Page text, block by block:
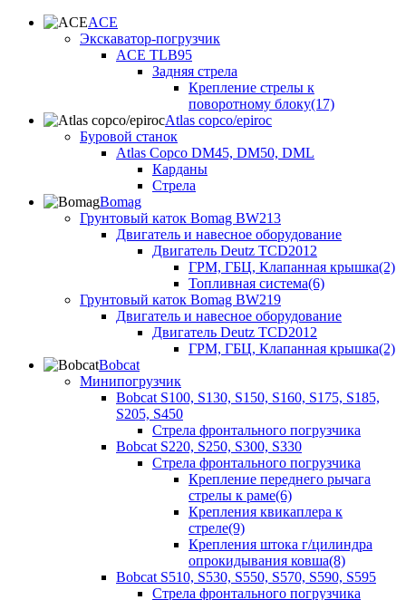
ACE
Экскаватор-погрузчик
ACE TLB95
Задняя стрела
Крепление стрелы к
поворотному блоку(17)
Atlas copco/epiroc
Буровой станок
Atlas Copco DM45, DM50, DML
Карданы
Стрела
Bomag
Грунтовый каток Bomag BW213
Двигатель и навесное оборудование
Двигатель Deutz TCD2012
ГРМ, ГБЦ, Клапанная крышка(2)
Топливная система(6)
Грунтовый каток Bomag BW219
Двигатель и навесное оборудование
Двигатель Deutz TCD2012
ГРМ, ГБЦ, Клапанная крышка(2)
Bobcat
Минипогрузчик
Bobcat S100, S130, S150, S160, S175, S185,
S205, S450
Стрела фронтального погрузчика
Bobcat S220, S250, S300, S330
Стрела фронтального погрузчика
Крепление переднего рычага
стрелы к раме(6)
Крепления квикаплера к
стреле(9)
Крепления штока г/цилиндра
опрокидывания ковша(8)
Bobcat S510, S530, S550, S570, S590, S595
Стрела фронтального погрузчика